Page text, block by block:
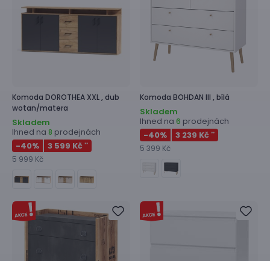
Komoda DOROTHEA XXL , dub
wotan/matera
Skladem
Ihned na 8 prodejnách
-40% 3 599 Kč **
5 999 Kč
Komoda BOHDAN III , bílá
Skladem
Ihned na 6 prodejnách
-40% 3 239 Kč **
5 399 Kč